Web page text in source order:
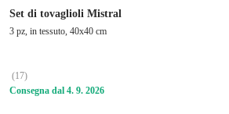
Set di tovaglioli Mistral
3 pz, in tessuto, 40x40 cm
(17)
Consegna dal 4. 9. 2026